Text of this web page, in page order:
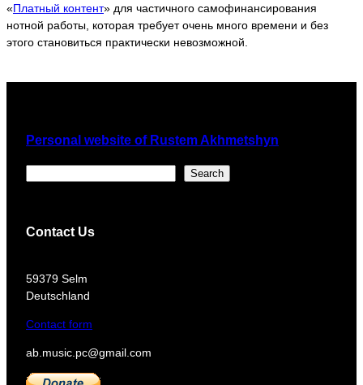
«Платный контент» для частичного самофинансирования
нотной работы, которая требует очень много времени и без
этого становиться практически невозможной.
Personal website of Rustem Akhmetshyn
Search
Contact Us
​59379 Selm
Deutschland
Contact form
ab.music.pc@gmail.com